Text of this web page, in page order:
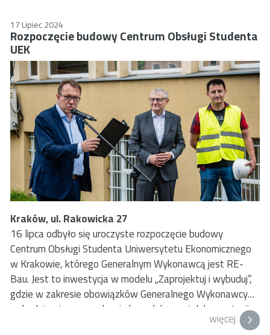
17 Lipiec 2024
Rozpoczęcie budowy Centrum Obsługi Studenta
UEK
Kraków, ul. Rakowicka 27
16 lipca odbyło się uroczyste rozpoczęcie budowy
Centrum Obsługi Studenta Uniwersytetu Ekonomicznego
w Krakowie, którego Generalnym Wykonawcą jest RE-
Bau. Jest to inwestycja w modelu „Zaprojektuj i wybuduj”,
gdzie w zakresie obowiązków Generalnego Wykonawcy
wchodzi m. in. sporządzenie kompleksowej dokumentacji
projektowej, uzyskanie pozwolenia na budowę, uzyskanie
więcej